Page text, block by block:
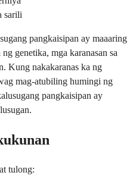
sarili
pangkaisipan ay maaaring
genetika, mga karanasan sa
Kung nakakaranas ka ng
mag-atubiling humingi ng
pangkaisipan ay
tulong: